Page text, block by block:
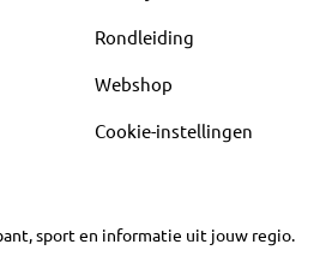
Rondleiding
Webshop
Cookie-instellingen
sport en informatie uit jouw regio.